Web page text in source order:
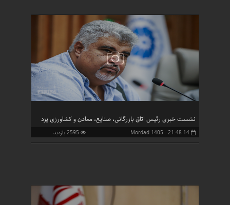
نشست خبری رئیس اتاق بازرگانی، صنایع، معادن و کشاورزی یزد
14 Mordad 1405 - 21:48 2595 بازدید